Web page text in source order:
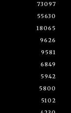
73097
55630
18065
9626
9581
6849
5942
5800
5102